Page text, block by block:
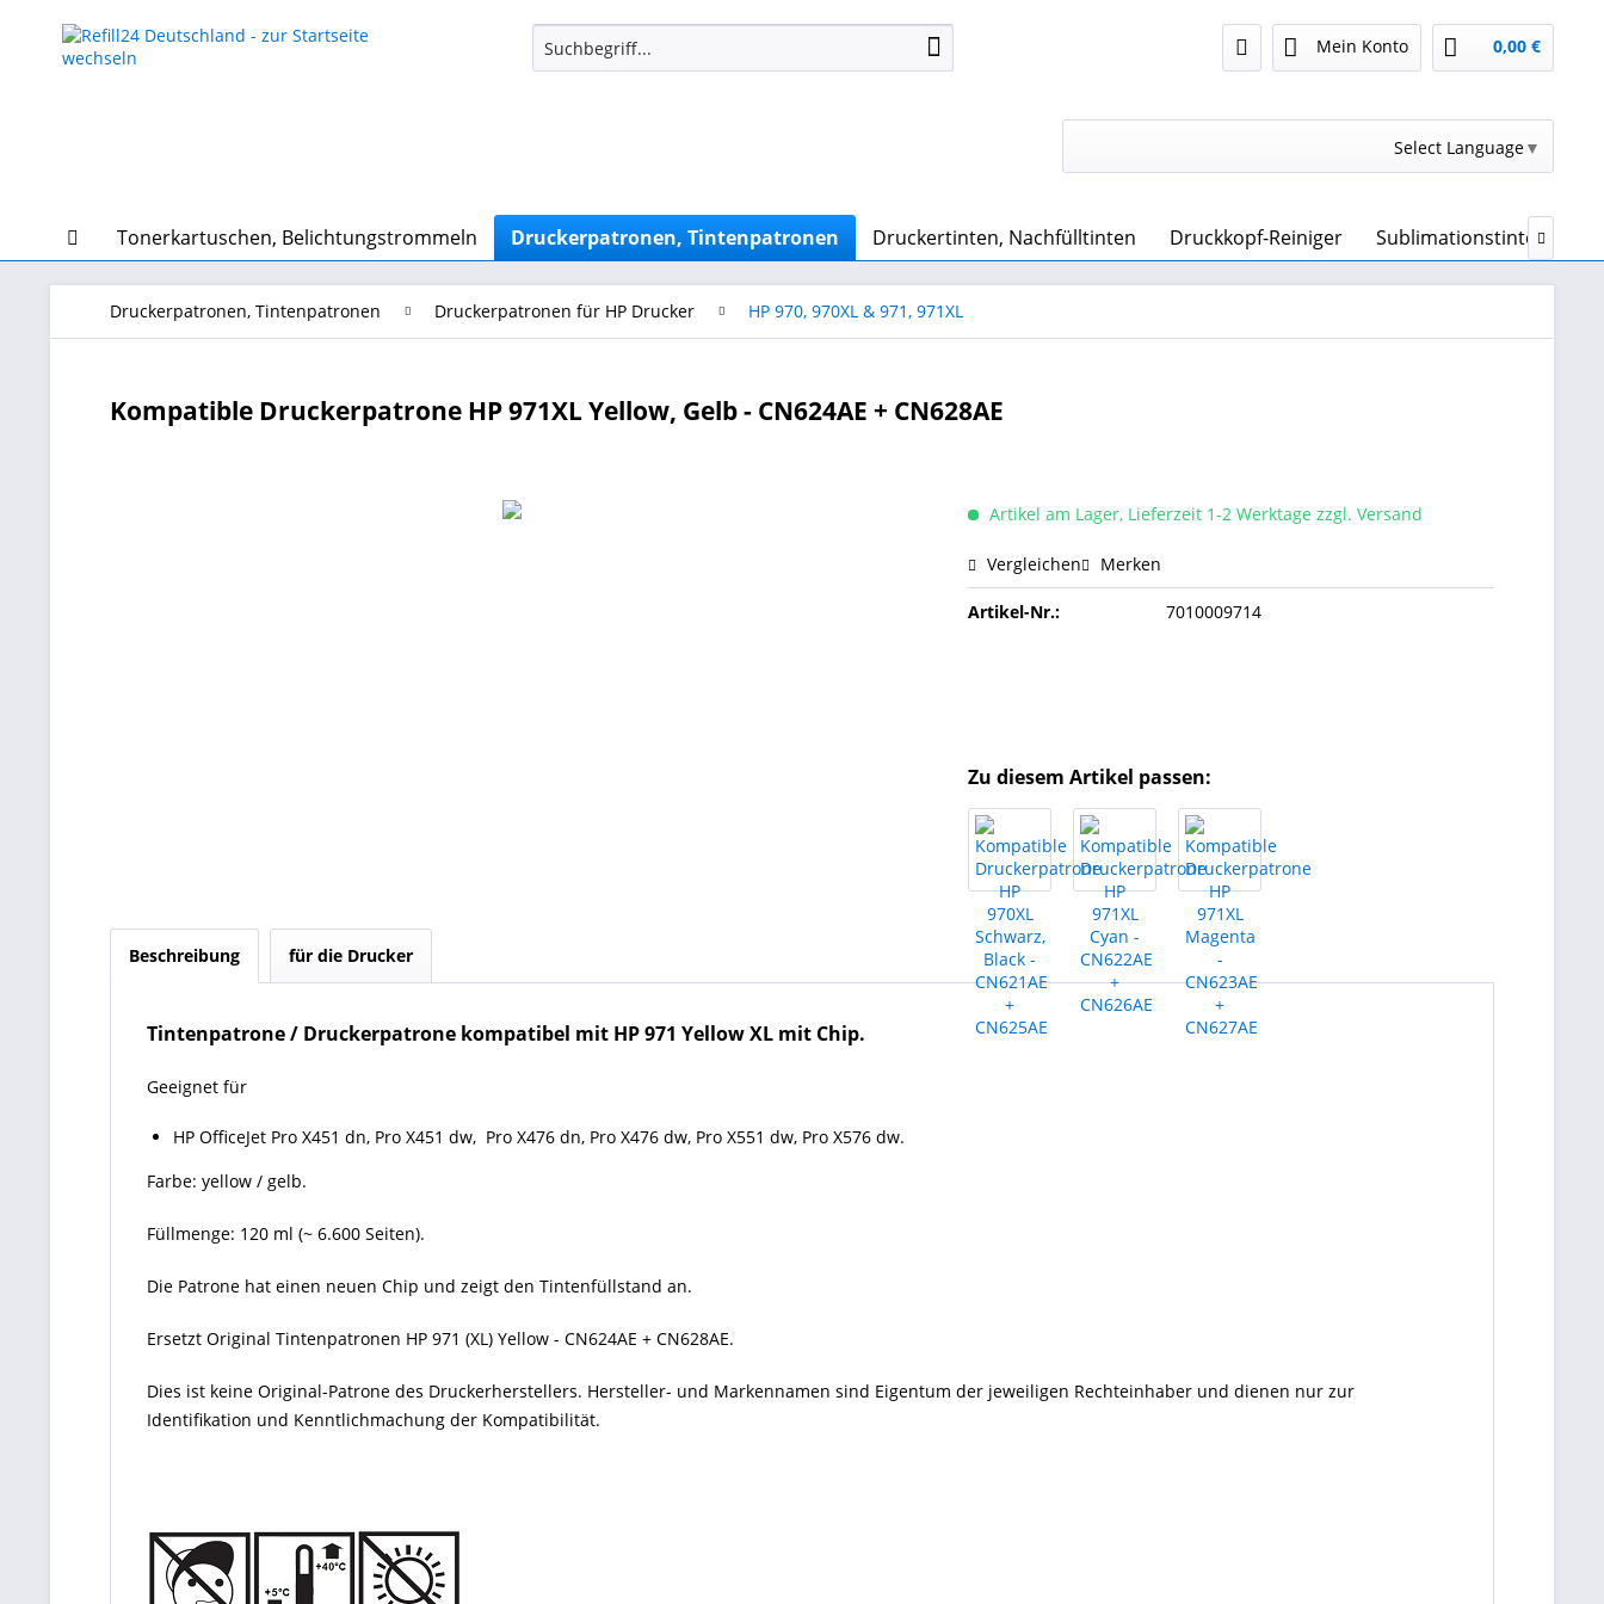
Mein Konto 0,00 €
Select Language▼
Tonerkartuschen, Belichtungstrommeln Druckerpatronen, Tintenpatronen Druckertinten, Nachfülltinten Druckkopf-Reiniger Sublimationstinte &

Druckerpatronen, Tintenpatronen Druckerpatronen für HP Drucker HP 970, 970XL & 971, 971XL
Kompatible Druckerpatrone HP 971XL Yellow, Gelb - CN624AE + CN628AE
Artikel am Lager, Lieferzeit 1-2 Werktage zzgl. Versand
Vergleichen Merken
Artikel-Nr.: 7010009714
Zu diesem Artikel passen:
Beschreibung für die Drucker
Tintenpatrone / Druckerpatrone kompatibel mit HP 971 Yellow XL mit Chip.
Geeignet für
HP OfficeJet Pro X451 dn, Pro X451 dw, Pro X476 dn, Pro X476 dw, Pro X551 dw, Pro X576 dw.
Farbe: yellow / gelb.
Füllmenge: 120 ml (~ 6.600 Seiten).
Die Patrone hat einen neuen Chip und zeigt den Tintenfüllstand an.
Ersetzt Original Tintenpatronen HP 971 (XL) Yellow - CN624AE + CN628AE.
Dies ist keine Original-Patrone des Druckerherstellers. Hersteller- und Markennamen sind Eigentum der jeweiligen Rechteinhaber und dienen nur zur
Identifikation und Kenntlichmachung der Kompatibilität.